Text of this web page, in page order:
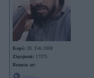
Kopš: 28. Feb 2008
Ziņojumi: 17375
Braucu ar: